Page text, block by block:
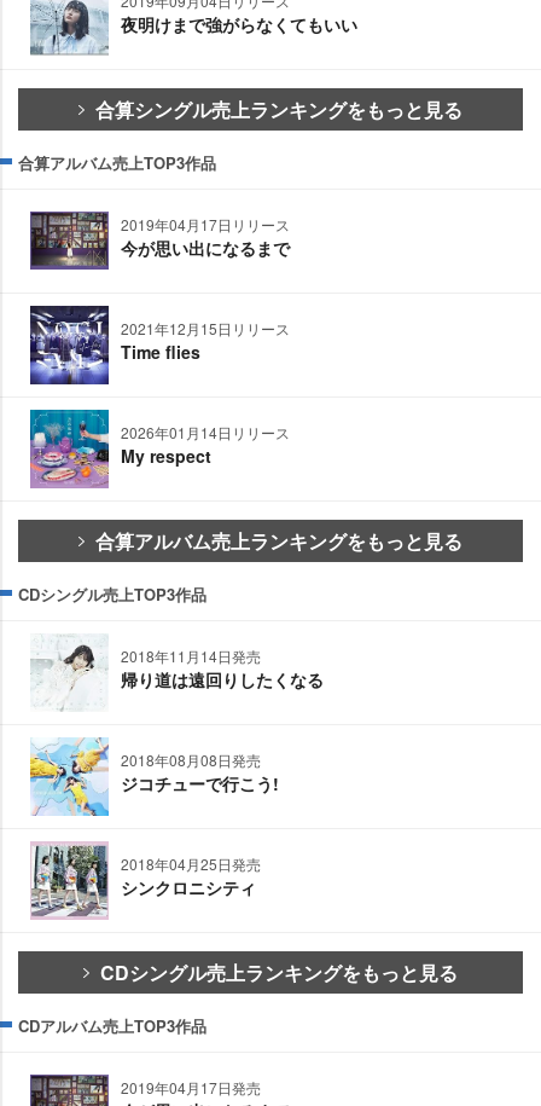
夜明けまで強がらなくてもいい
合算シングル売上ランキングをもっと見る
合算アルバム売上TOP3作品
2019年04月17日リリース
今が思い出になるまで
2021年12月15日リリース
Time flies
2026年01月14日リリース
My respect
合算アルバム売上ランキングをもっと見る
CDシングル売上TOP3作品
2018年11月14日発売
帰り道は遠回りしたくなる
2018年08月08日発売
ジコチューで行こう!
2018年04月25日発売
シンクロニシティ
CDシングル売上ランキングをもっと見る
CDアルバム売上TOP3作品
2019年04月17日発売